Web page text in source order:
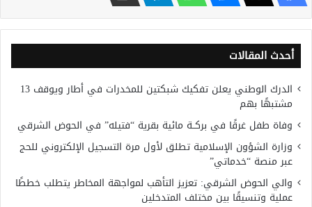
أحدث المقالات
الدرك الوطني يعلن تفكيك شبكتين للمخدرات في أطار ويوقف 13
مشتبهًا بهم
وفاة طفل غرقًا في بركــة مائية بقرية “فتيله” في الحوض الشرقي
وزارة الشؤون الإسلامية تطلق لأول مرة التسجيل الإلكتروني للحج
عبر منصة “خدماتي”
والي الحوض الشرقي: تعزيز التأهب لمواجهة المخاطر يتطلب خططًا
عملية وتنسيقًا بين مختلف المتدخلين